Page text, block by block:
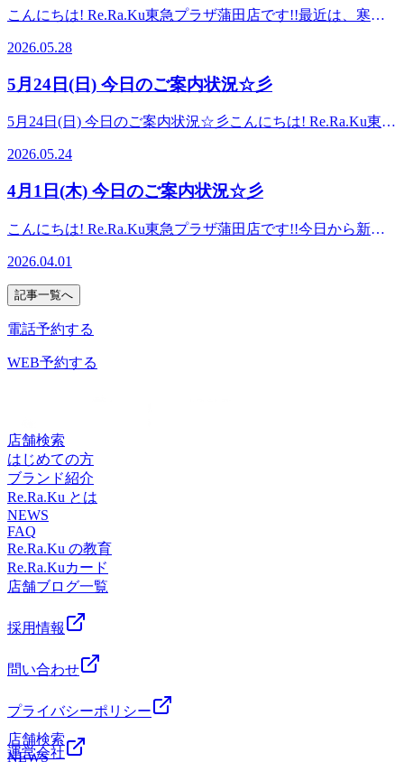
店ください【ご予約】TEL：03-6715-9810
験の方は是非これからの季節にぴったりの爽快ヘッドスパコ
ースをご体験くださいませ♪◆爽快セット50分コース 爽快
70分コース 爽快ヘッドスパ+ボディケアorフットケア
➡8,980円 ◆爽快セット90分コース 爽快ヘッドスパ+ボデ
ィケアorフットケア➡9,980円 平日限定で上記価格より300
組み合わせもできます！！★選べる香り➀ブルーミングリモ
ッフ一同お待ちしております。
こんにちは! Re.Ra.Ku東急プラザ蒲田店です!!最近は、寒暖
てくださいね！５月ももう少しで終わってしまいます(´;ω;
｀)５月のお疲れをほぐして、スッキリしたお身体で６月を
迎えませんか？？わたしのおすすめは、ボデイケアとドライ
さい♪(*‘∀‘) 本日は10:30～20:00ご案内が可能です♪スタッフ
一同、お客様のご来店を心よりお待ちしております。
蒲田・川崎・鶴見エリアで大人気のリラクゼーションスタジ
オ☆ 【アクセス】最寄駅 JR京浜東北線・東急池上線・東急
多摩川線 蒲田駅 京急蒲田駅 からもアクセスしやすい!提携
東急プラザ蒲田 7Fお気軽にご来店ください【ご予約】
タッフ一同、お客様のご来店を心よりお待ちしております。
蒲田・川崎・鶴見エリアで大人気のリラクゼーションスタジ
オ☆ 【アクセス】最寄駅 JR京浜東北線・東急池上線・東急
多摩川線 蒲田駅 京急蒲田駅 からもアクセスしやすい!提携
TEL：03-6715-9810
2026.05.28
5月24日(日) 今日のご案内状況☆彡
5月24日(日) 今日のご案内状況☆彡こんにちは! Re.Ra.Ku東急
い時期になってきましたねお身体の疲れが体調不良につなが
ってきてしまうのでボディケアがおすすめです血行を良くし
てくれる炭酸ヘッドスパのご用意もありますので、ぜひお試
一同、お客様のご来店を心よりお待ちしておりま
す。 ===========Re.Ra.Ku東急プラザ蒲田店☆大井町・大
森・蒲田・川崎・鶴見エリアで大人気のリラクゼーションス
タジオ☆ 【アクセス】最寄駅 JR京浜東北線・東急池上線・
東急多摩川線 蒲田駅 京急蒲田駅 からもアクセスしやすい!
提携駐車場2時間無料♪【場所】 JR蒲田駅 南口改札から徒歩
TEL：03-6715-9810本日は15:00～20:00ご案内が可能です♪ス
オ☆ 【アクセス】最寄駅 JR京浜東北線・東急池上線・東急
多摩川線 蒲田駅 京急蒲田駅 からもアクセスしやすい!提携
駐車場2時間無料♪【場所】 JR蒲田駅 南口改札から徒歩1
分! 東急プラザ蒲田 7Fお気軽にご来店ください【ご予約】
TEL：03-6715-9810
2026.05.24
4月1日(木) 今日のご案内状況☆彡
こんにちは! Re.Ra.Ku東急プラザ蒲田店です!!今日から新年
ずらい・ストレスがかかり続けやすい時期かとも思います。
心身ともに力が入りやすくなってしまいがちなので、適度に
自分の時間を作ってリフレッシュしてあげてください！リラ
クではお身体をほぐしながら心も軽くなれるように全力を尽
11:00～20:00ご案内が可能です♪スタッフ一同、お客様のご来
JR京浜東北線・東急池上線・東急多摩川線 蒲田駅 京急蒲田
駅 からもアクセスしやすい!提携駐車場2時間無料♪【場
所】 JR蒲田駅 南口改札から徒歩1分! 東急プラザ蒲田 7Fお
気軽にご来店ください【ご予約】TEL：03-6715-9810
2026.04.01
記事一覧へ
電話予約する
WEB予約する
店舗検索
はじめての方
ブランド紹介
Re.Ra.Ku とは
NEWS
FAQ
Re.Ra.Ku の教育
Re.Ra.Kuカード
店舗ブログ一覧
採用情報
問い合わせ
プライバシーポリシー
運営会社
店舗検索
NEWS